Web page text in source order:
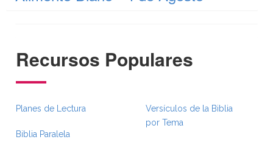
Recursos Populares
Planes de Lectura
Biblia Paralela
Versículos de la Biblia
por Tema